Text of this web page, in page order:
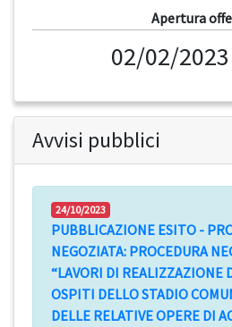
Apertura
02/02/
Avvisi pubblici
24/10/2023
PUBBLICAZIONE ESITO -
NEGOZIATA: PROCEDURA
“LAVORI DI REALIZZAZIONE
OSPITI DELLO STADIO
DELLE RELATIVE OPERE DI